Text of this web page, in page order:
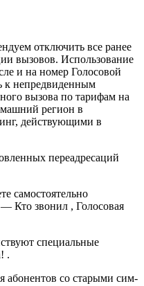
отключить все ранее
вызовов. Использование
и на номер Голосовой
к непредвиденным
вызова по тарифам на
регион в
действующими в
переадресаций
самостоятельно
Кто звонил , Голосовая
специальные
.
абонентов со старыми сим-